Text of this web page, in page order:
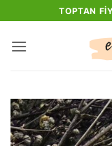
atla
TOPTAN